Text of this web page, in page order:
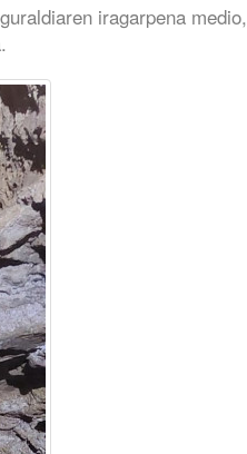
iragarpena medio,